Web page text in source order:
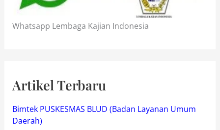
Whatsapp Lembaga Kajian Indonesia
Artikel Terbaru
Bimtek PUSKESMAS BLUD (Badan Layanan Umum
Daerah)